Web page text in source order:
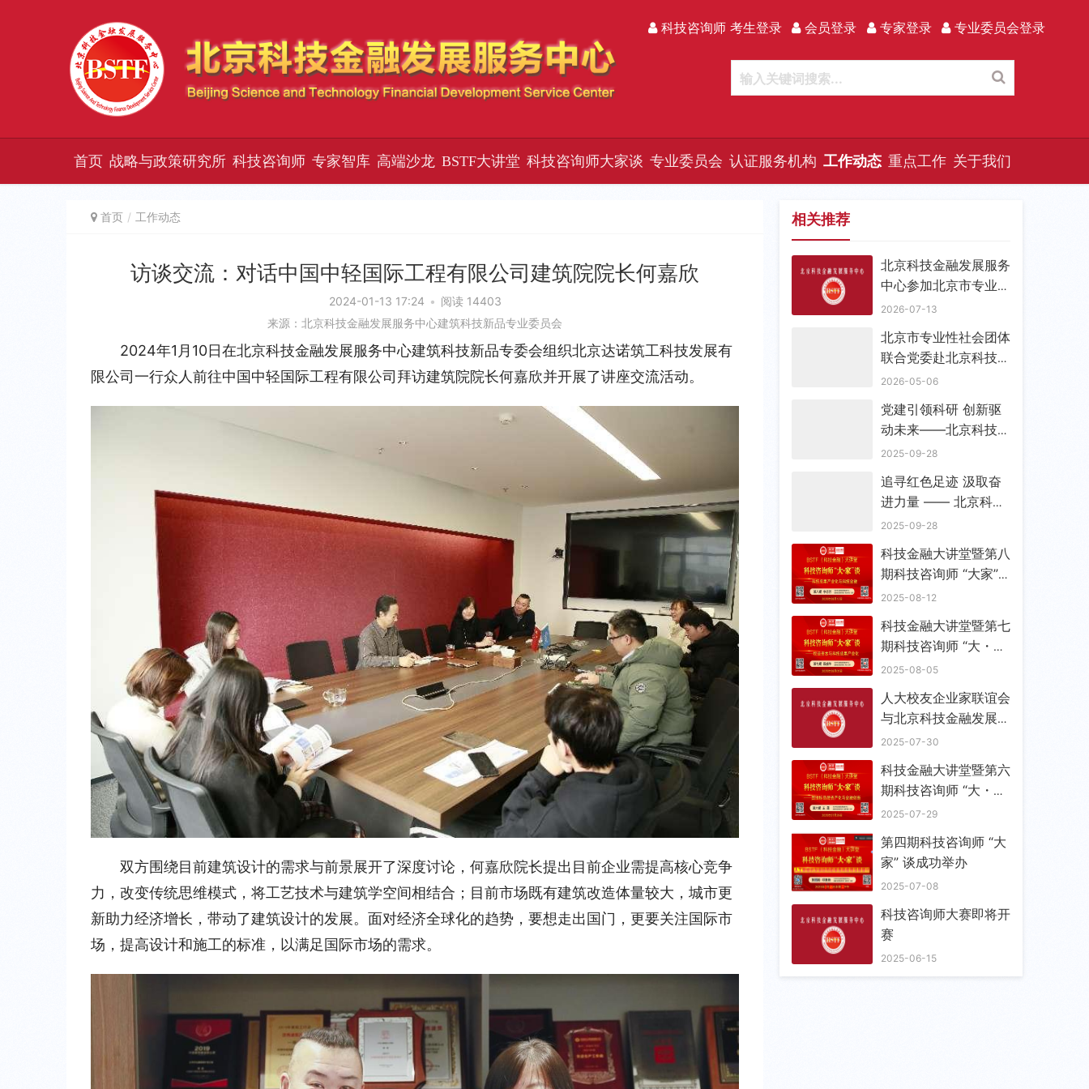
科技咨询师 考生登录 会员登录 专家登录 专业委员会登录
首页 战略与政策研究所 科技咨询师 专家智库 高端沙龙 BSTF大讲堂 科技咨询师大家谈 专业委员会 认证服务机构 工作动态 重点工作 关于我们
首页 工作动态
访谈交流：对话中国中轻国际工程有限公司建筑院院长何嘉欣
2024-01-13 17:24 • 阅读 14403
来源：北京科技金融发展服务中心建筑科技新品专业委员会
2024年1月10日在北京科技金融发展服务中心建筑科技新品专委会组织北京达诺筑工科技发展有
限公司一行众人前往中国中轻国际工程有限公司拜访建筑院院长何嘉欣并开展了讲座交流活动。
双方围绕目前建筑设计的需求与前景展开了深度讨论，何嘉欣院长提出目前企业需提高核心竞争
力，改变传统思维模式，将工艺技术与建筑学空间相结合；目前市场既有建筑改造体量较大，城市更
新助力经济增长，带动了建筑设计的发展。面对经济全球化的趋势，要想走出国门，更要关注国际市
场，提高设计和施工的标准，以满足国际市场的需求。
相关推荐
北京科技金融发展服务
中心参加北京市专业性
社团联合党委 支部书
2026-07-13
北京市专业性社会团体
联合党委赴北京科技金
融发展服务中心走访调
部
2026-05-06
党建引领科研 创新驱
动未来——北京科技金
融发展服务中心党支部
2025-09-28
追寻红色足迹 汲取奋
进力量 —— 北京科技
金融发展服务中心筹备
开展主题教育参观学习
活动
2025-09-28
科技金融大讲堂暨第八
期科技咨询师 “大家”
谈成功举办
2025-08-12
科技金融大讲堂暨第七
期科技咨询师 “大・
家” 谈成功举办
2025-08-05
人大校友企业家联谊会
与北京科技金融发展服
务中心战略与政策研究
2025-07-30
科技金融大讲堂暨第六
期科技咨询师 “大・
家” 谈成功举办
2025-07-29
第四期科技咨询师 “大
家” 谈成功举办
2025-07-08
科技咨询师大赛即将开
赛
2025-06-15